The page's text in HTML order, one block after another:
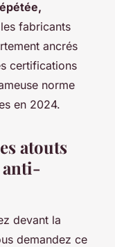
fabricants
ancrés
certifications
norme
en 2024.
atouts
anti-
devant la
demandez ce